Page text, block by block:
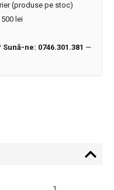
(produse pe stoc)
lei
Sună-ne: 0746.301.381 —